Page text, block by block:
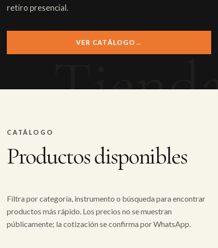
retiro presencial.
VER CATÁLOGO →
CATÁLOGO
Productos disponibles
Filtra por categoría, instrumento o búsqueda para encontrar
productos más rápido. Los precios no se muestran
públicamente; la cotización se confirma por WhatsApp.